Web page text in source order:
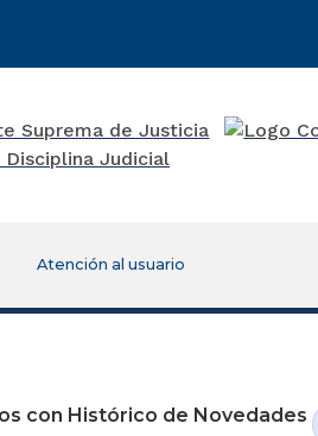
Atención al usuario
una nueva ventana)
con Histórico de Novedades